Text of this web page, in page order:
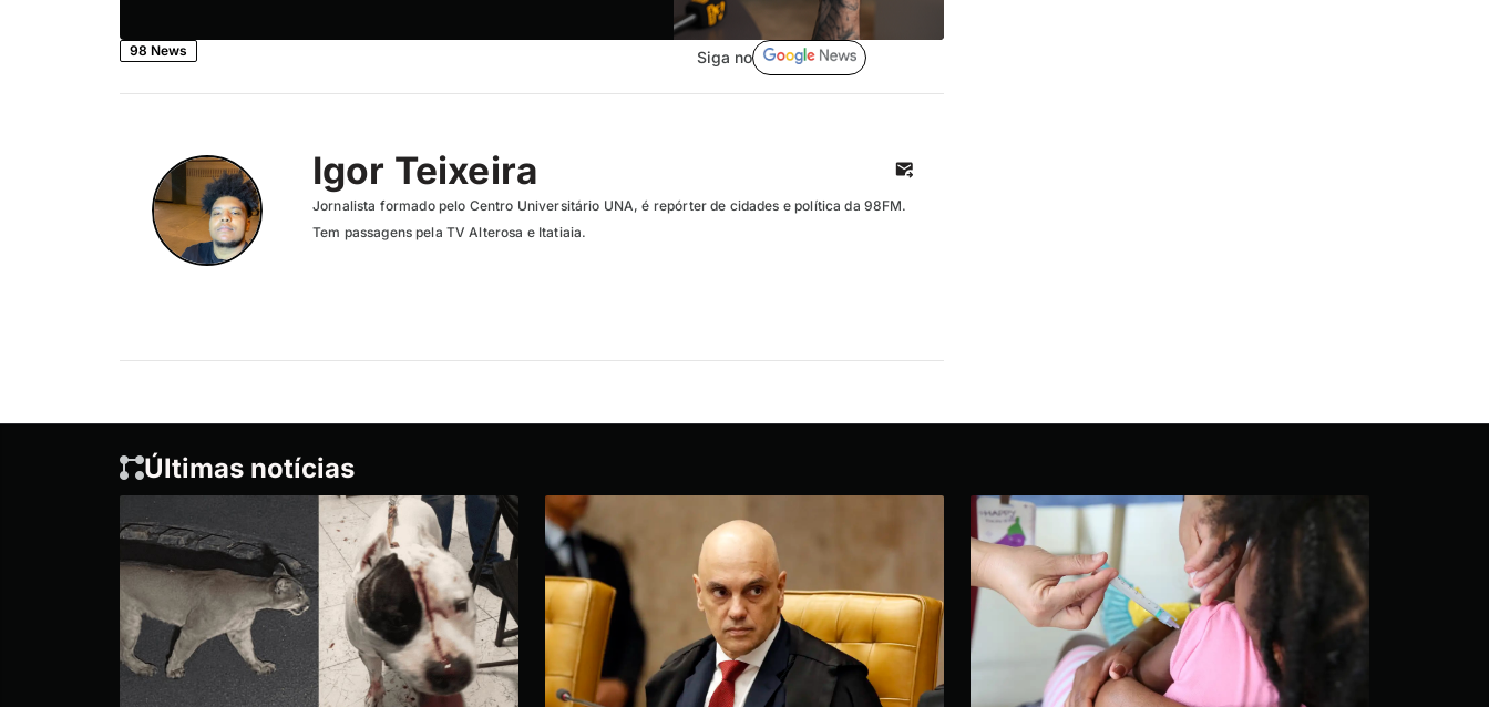
98 News Siga no
Igor Teixeira
Jornalista formado pelo Centro Universitário UNA, é repórter de cidades e política da 98FM.
Tem passagens pela TV Alterosa e Itatiaia.
Últimas notícias